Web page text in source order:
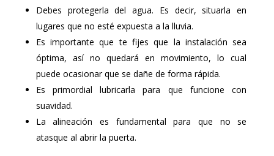
Debes protegerla del agua. Es decir, situarla en
lugares que no esté expuesta a la lluvia.
Es importante que te fijes que la instalación sea
óptima, así no quedará en movimiento, lo cual
puede ocasionar que se dañe de forma rápida.
Es primordial lubricarla para que funcione con
suavidad.
La alineación es fundamental para que no se
atasque al abrir la puerta.